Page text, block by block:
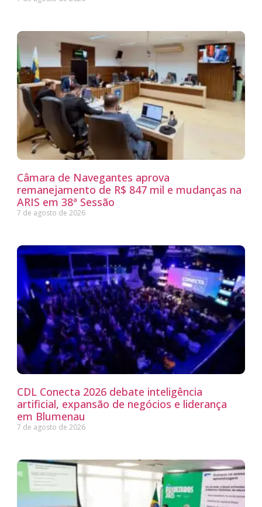
Câmara de Navegantes aprova
remanejamento de R$ 847 mil e mudanças na
ARIS em 38ª Sessão
7 de agosto de 2026
CDL Conecta 2026 debate inteligência
artificial, expansão de negócios e liderança
em Blumenau
7 de agosto de 2026